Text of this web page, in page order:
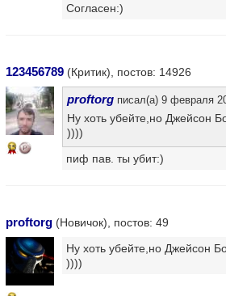
Согласен:)
123456789 (Критик), постов: 14926
15
proftorg писал(а) 9 февраля
Ну хоть убейте,но Джейсон
))))
пиф пав. ты убит:)
proftorg (Новичок), постов: 49
Ну хоть убейте,но Джейсон
))))